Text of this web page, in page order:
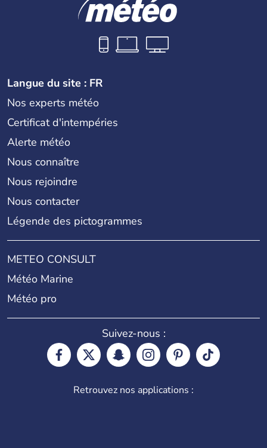
Langue du site : FR
Nos experts météo
Certificat d'intempéries
Alerte météo
Nous connaître
Nous rejoindre
Nous contacter
Légende des pictogrammes
METEO CONSULT
Météo Marine
Météo pro
Suivez-nous :
Retrouvez nos applications :